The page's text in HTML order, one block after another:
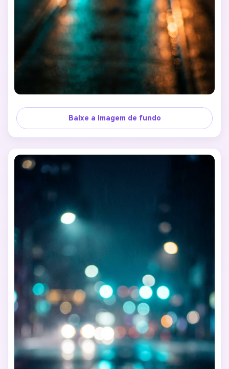
Baixe a imagem de fundo